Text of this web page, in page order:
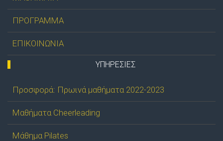
ΠΡΟΓΡΑΜΜΑ
ΕΠΙΚΟΙΝΩΝΙΑ
ΥΠΗΡΕΣΊΕΣ
Προσφορά: Πρωινά μαθήματα 2022-2023
Μαθήματα Cheerleading
Μάθημα Pilates